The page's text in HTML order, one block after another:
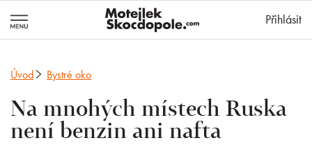
Přihlásit
Úvod Bystré oko
Na mnohých místech Ruska
není benzin ani nafta